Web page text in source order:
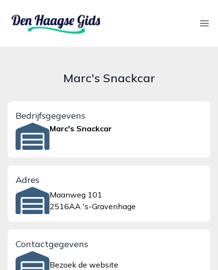
denhaagsegids.nl
Marc's Snackcar
Bedrijfsgegevens
Marc's Snackcar
Adres
Maanweg 101
2516AA 's-Gravenhage
Contactgegevens
Bezoek de website